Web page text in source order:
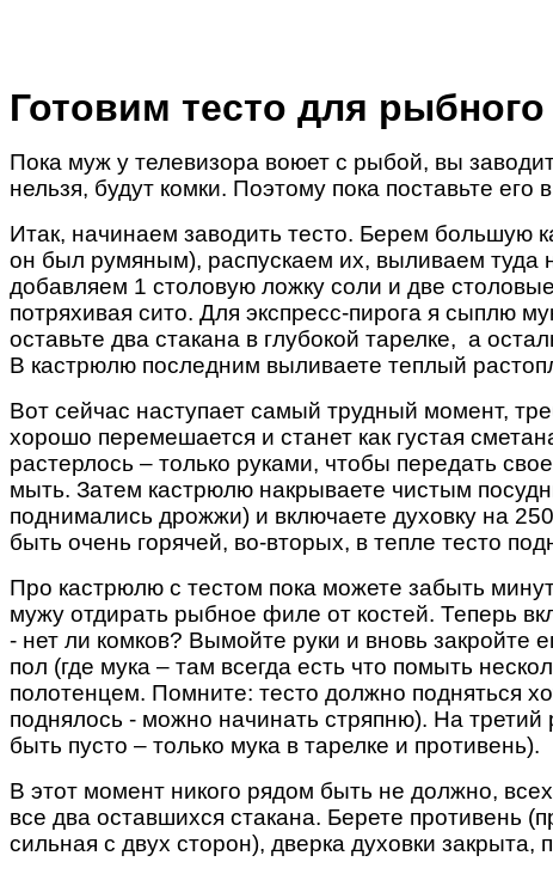
Готовим тесто для рыбного
Пока муж у телевизора воюет с рыбой, вы
нельзя, будут комки. Поэтому пока поставьте
Итак, начинаем заводить тесто. Берем большую
он был румяным), распускаем их, выливаем
добавляем 1 столовую ложку соли и две
потряхивая сито. Для экспресс-пирога я сыплю
оставьте два стакана в глубокой тарелке, а
В кастрюлю последним выливаете теплый
Вот сейчас наступает самый трудный момент,
хорошо перемешается и станет как густая
растерлось – только руками, чтобы передать
мыть. Затем кастрюлю накрываете чистым
поднимались дрожжи) и включаете духовку на
быть очень горячей, во-вторых, в тепле тесто
Про кастрюлю с тестом пока можете забыть
мужу отдирать рыбное филе от костей. Теперь
- нет ли комков? Вымойте руки и вновь закройте
пол (где мука – там всегда есть что помыть
полотенцем. Помните: тесто должно подняться
поднялось - можно начинать стряпню). На
быть пусто – только мука в тарелке и противень).
В этот момент никого рядом быть не должно,
все два оставшихся стакана. Берете противень
сильная с двух сторон), дверка духовки закрыта,